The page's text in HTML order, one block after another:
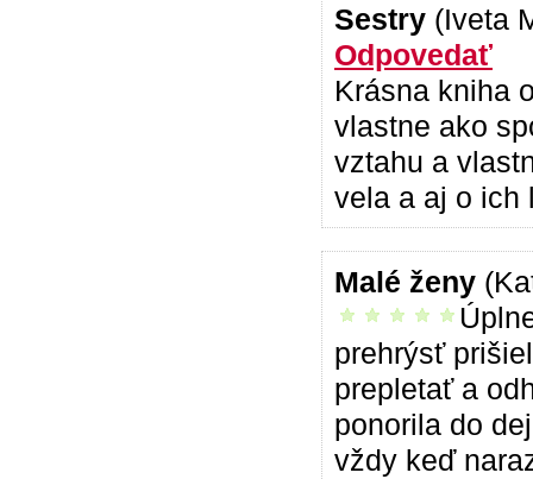
Sestry (Iveta
Odpovedať
Krásna kniha
vlastne ako
vztahu a
vela a aj o ich
Malé ženy
vrelo odporúčam
prehrýsť
prepletať a
ponorila do
vždy keď